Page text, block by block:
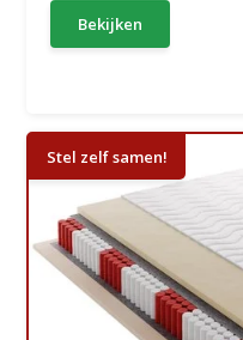
Bekijken
Stel zelf samen!